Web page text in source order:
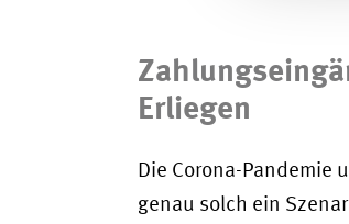
Erliegen
Die Corona-Pandemie
genau solch ein